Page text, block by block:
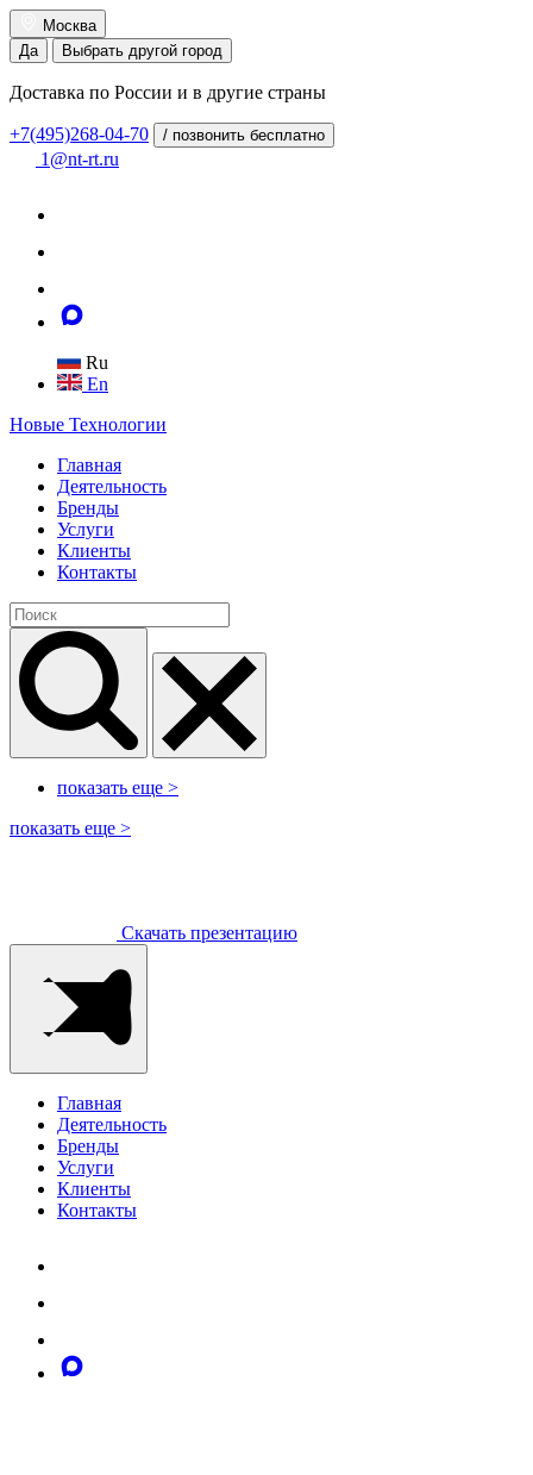
Москва
Да
Выбрать другой город
Доставка по России и в другие страны
+7(495)268-04-70 / позвонить бесплатно
1@nt-rt.ru
Ru
En
Новые Технологии
Главная
Деятельность
Бренды
Услуги
Клиенты
Контакты
показать еще >
показать еще >
Скачать презентацию
Главная
Деятельность
Бренды
Услуги
Клиенты
Контакты